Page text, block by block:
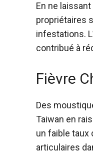
En ne
propriétaires
infestations.
contribué à
Fièvre
Des
Taiwan en
un faible taux
articulaires